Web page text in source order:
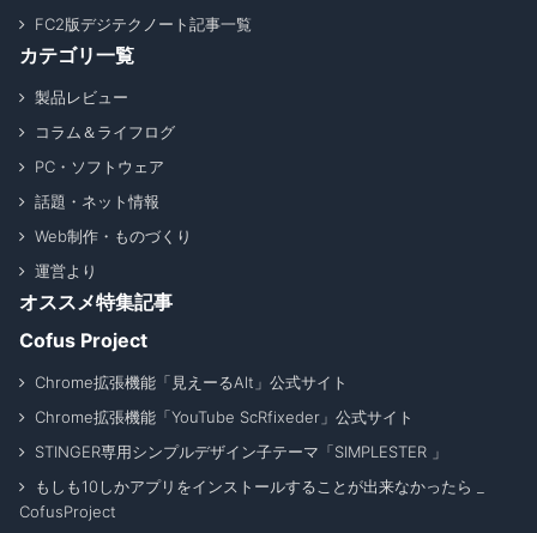
FC2版デジテクノート記事一覧
カテゴリ一覧
製品レビュー
コラム＆ライフログ
PC・ソフトウェア
話題・ネット情報
Web制作・ものづくり
運営より
オススメ特集記事
Cofus Project
Chrome拡張機能「見えーるAlt」公式サイト
Chrome拡張機能「YouTube ScRfixeder」公式サイト
STINGER専用シンプルデザイン子テーマ「SIMPLESTER 」
もしも10しかアプリをインストールすることが出来なかったら _
CofusProject